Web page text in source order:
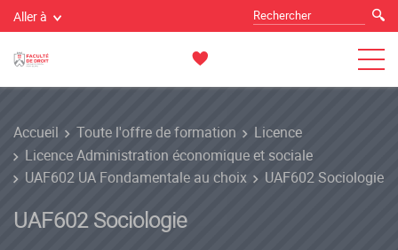
Aller à
Accueil Toute l'offre de formation
Licence
Licence Administration économique et sociale
UAF602 UA Fondamentale au choix
UAF602 Sociologie
UAF602 Sociologie